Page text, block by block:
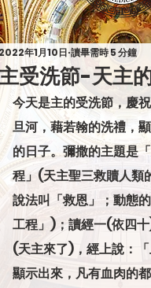
受洗節-天主
年1月10日 讀畢需時 5 分鐘
今天是主的受洗節，慶
旦河，藉若翰的洗禮，
的日子。彌撒的主題是
程」(天主聖三救贖人類
說法叫「救恩」；動態
工程」)；讀經一(依四
(天主來了)，經上說：
顯示出來，凡有血肉的